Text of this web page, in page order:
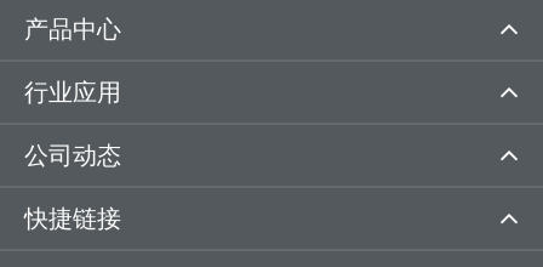
产品中心
行业应用
公司动态
快捷链接